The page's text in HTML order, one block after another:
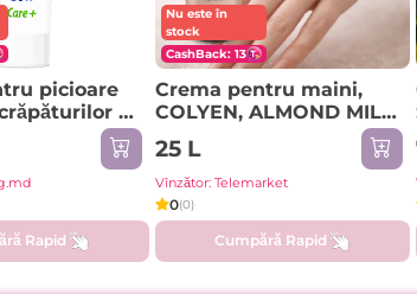
picioare
și
uree 30%
Rapid
Nu este în
stock
CashBack: 13
Crema pentru maini,
COLYEN, ALMOND MILK,
75 ml
25 L
Vînzător: Telemarket
0(0)
Cumpără Rapid